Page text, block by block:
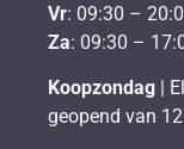
Vr: 09:30 –
Za: 09:30 –
Koopzondag |
geopend van